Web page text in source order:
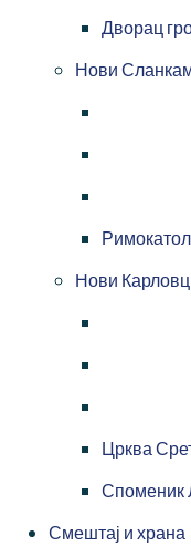
Дворац
Нови
Нови
Црква
Споменик
Смештај и храна